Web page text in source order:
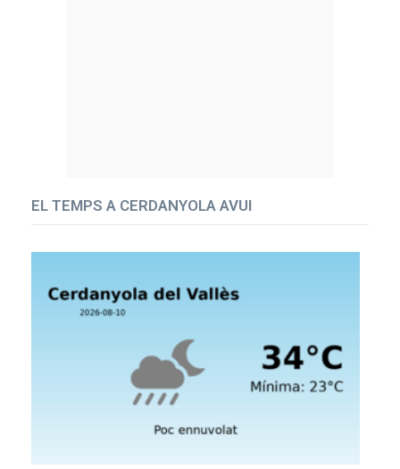
EL TEMPS A CERDANYOLA AVUI